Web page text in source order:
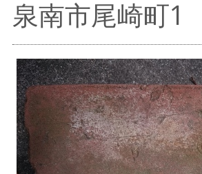
泉南市尾崎町1